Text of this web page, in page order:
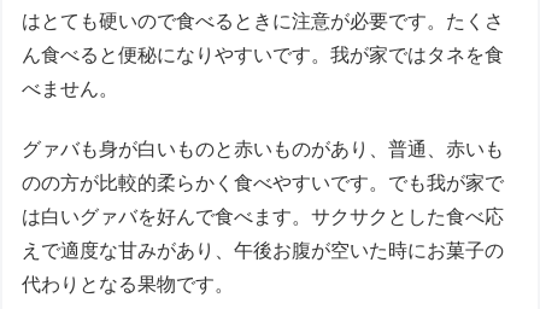
はとても硬いので食べるときに注意が必要です。たくさ
ん食べると便秘になりやすいです。我が家ではタネを食
べません。
グァバも身が白いものと赤いものがあり、普通、赤いも
のの方が比較的柔らかく食べやすいです。でも我が家で
は白いグァバを好んで食べます。サクサクとした食べ応
えで適度な甘みがあり、午後お腹が空いた時にお菓子の
代わりとなる果物です。